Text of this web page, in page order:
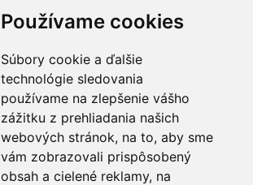
Používame cookies
Súbory cookie a ďalšie
technológie sledovania
používame na zlepšenie vášho
zážitku z prehliadania našich
webových stránok, na to, aby sme
vám zobrazovali prispôsobený
obsah a cielené reklamy, na